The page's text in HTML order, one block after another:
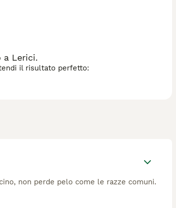
a Lerici.
il risultato perfetto:
non perde pelo come le razze comuni.